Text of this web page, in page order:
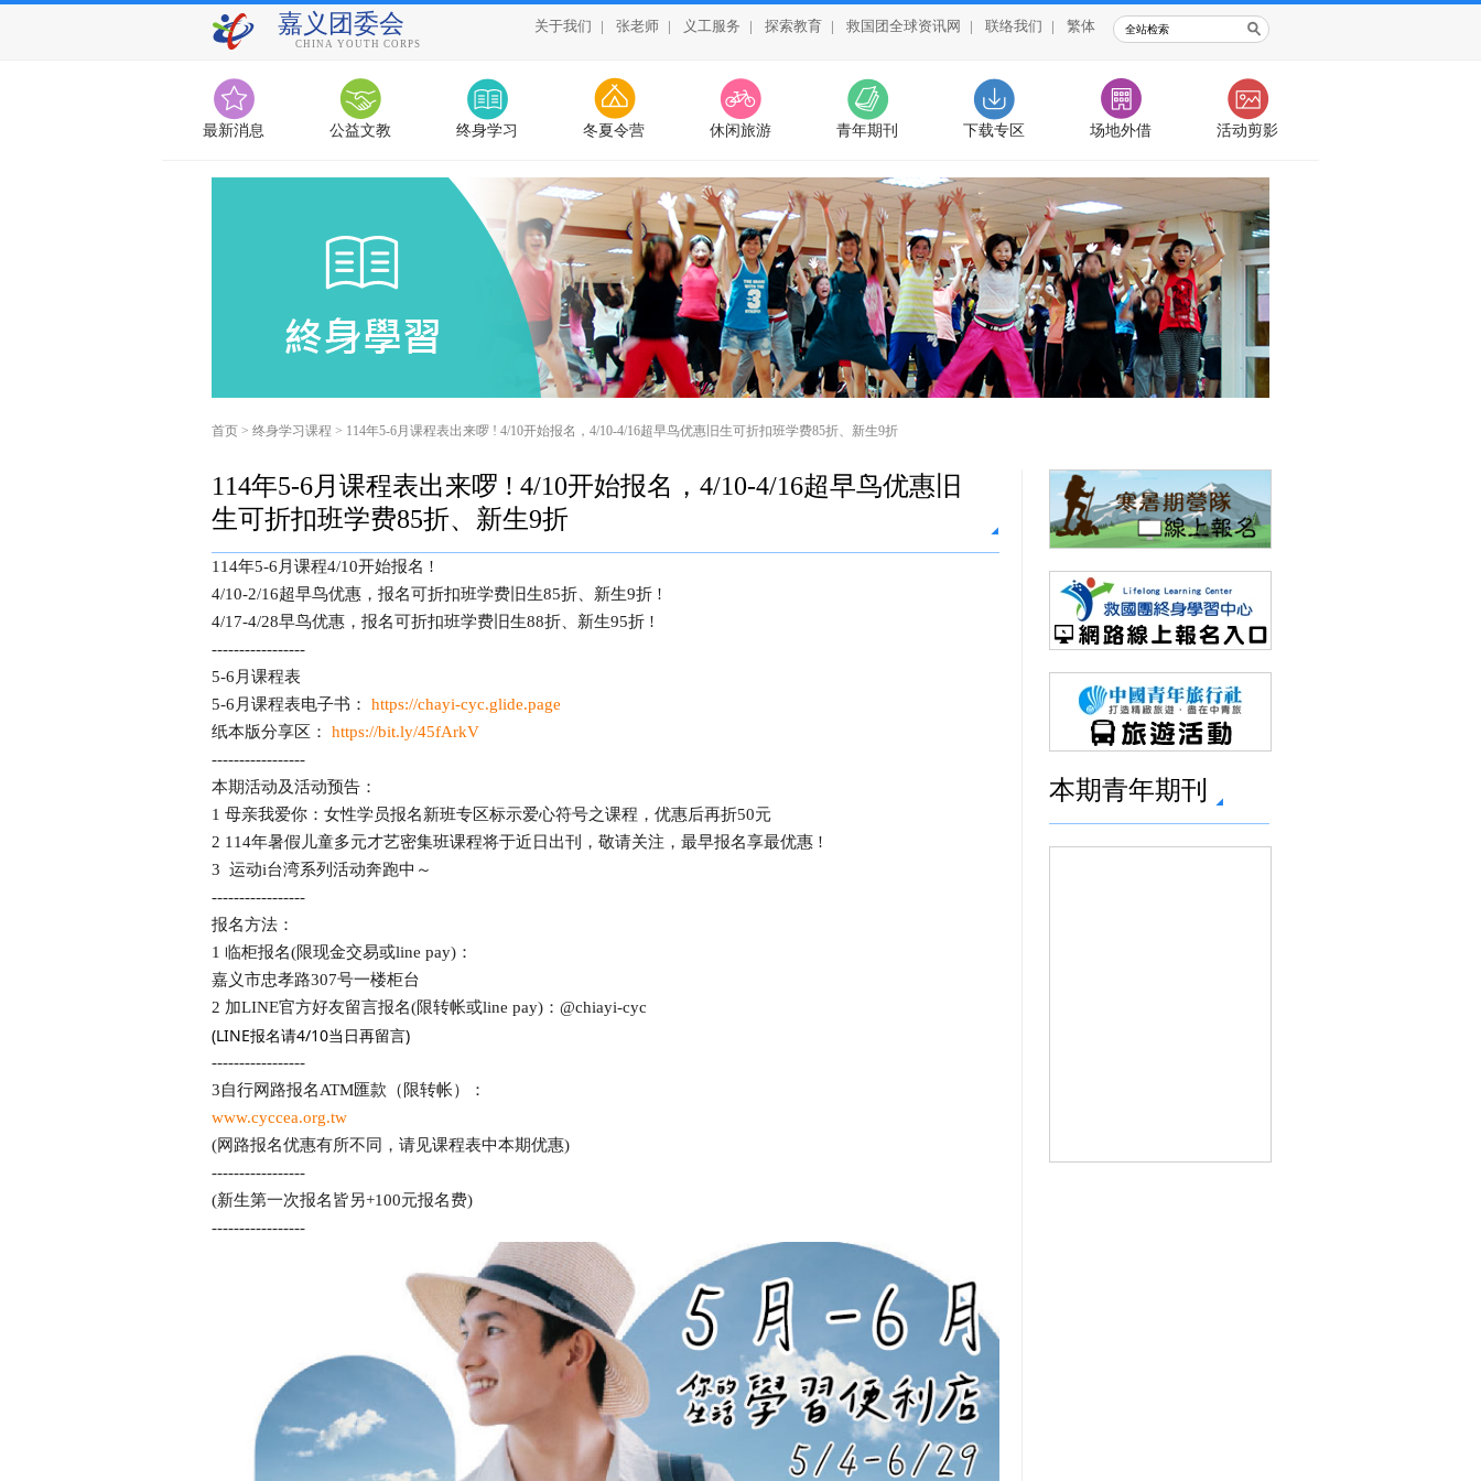
嘉义团委会
CHINA YOUTH CORPS
关于我们 | 张老师 | 义工服务 | 探索教育 | 救国团全球资讯网 | 联络我们 | 繁体
最新消息 公益文教 终身学习 冬夏令营 休闲旅游 青年期刊 下载专区 场地外借 活动剪影
首页 > 终身学习课程 > 114年5-6月课程表出来啰 ! 4/10开始报名，4/10-4/16超早鸟优惠旧生可折扣班学费85折、新生9折
114年5-6月课程表出来啰 ! 4/10开始报名，4/10-4/16超早鸟优惠旧
生可折扣班学费85折、新生9折
114年5-6月课程4/10开始报名 !
4/10-2/16超早鸟优惠，报名可折扣班学费旧生85折、新生9折 !
4/17-4/28早鸟优惠，报名可折扣班学费旧生88折、新生95折 !
-----------------
5-6月课程表
5-6月课程表电子书： https://chayi-cyc.glide.page
纸本版分享区： https://bit.ly/45fArkV
-----------------
本期活动及活动预告：
1 母亲我爱你：女性学员报名新班专区标示爱心符号之课程，优惠后再折50元
2 114年暑假儿童多元才艺密集班课程将于近日出刊，敬请关注，最早报名享最优惠 !
3 运动i台湾系列活动奔跑中～
-----------------
报名方法：
1 临柜报名(限现金交易或line pay)：
嘉义市忠孝路307号一楼柜台
2 加LINE官方好友留言报名(限转帐或line pay)：@chiayi-cyc
(LINE报名请4/10当日再留言)
-----------------
3自行网路报名ATM匯款（限转帐）：
www.cyccea.org.tw
(网路报名优惠有所不同，请见课程表中本期优惠)
-----------------
(新生第一次报名皆另+100元报名费)
-----------------
本期青年期刊